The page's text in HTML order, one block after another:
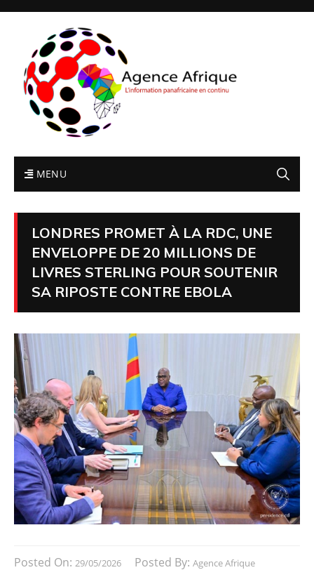
MENU
LONDRES PROMET À LA RDC, UNE
ENVELOPPE DE 20 MILLIONS DE
LIVRES STERLING POUR SOUTENIR
SA RIPOSTE CONTRE EBOLA
Posted On: 29/05/2026 Posted By: Agence Afrique